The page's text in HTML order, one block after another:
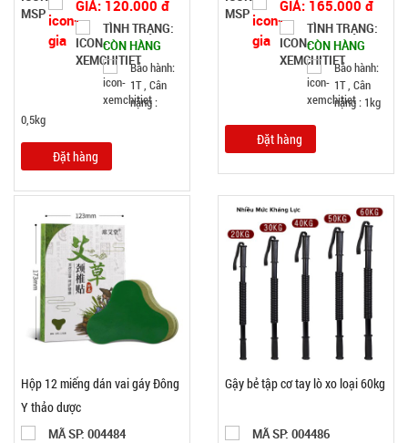
GIÁ: 120.000 đ
TÌNH TRẠNG:
CÒN HÀNG
Bảo hành:
1T , Cân
nặng :
0,5kg
Đặt hàng
GIÁ: 165.000 đ
TÌNH TRẠNG:
CÒN HÀNG
Bảo hành:
1T , Cân
nặng : 1kg
Đặt hàng
Hộp 12 miếng dán vai gáy Đông
Y thảo dược
MÃ SP: 004484
Gậy bẻ tập cơ tay lò xo loại 60kg
MÃ SP: 004486